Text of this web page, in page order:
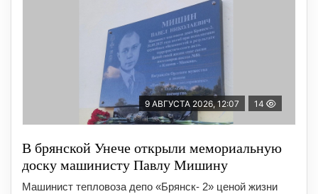
9 АВГУСТА 2026, 12:07 14
В брянской Унече открыли мемориальную
доску машинисту Павлу Мишину
Машинист тепловоза депо «Брянск- 2» ценой жизни